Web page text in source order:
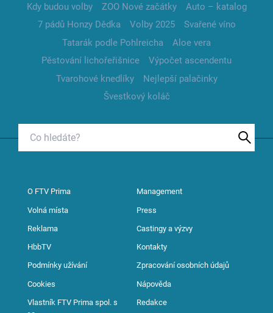
Kdy budou volby
ZOO Nové začátky
Auto – katalog
7 pádů Honzy Dědka
Volby 2025
Svařené víno
Tatarák podle Pohlreicha
Aloe vera
Pěstování lichořeřišnice
Výpočet ascendentu
Tvarohové knedlíky
Nejlepší palačinky
Švestkový koláč
O FTV Prima Management
Volná místa Press
Reklama Castingy a výzvy
HbbTV Kontakty
Podmínky užívání Zpracování osobních údajů
Cookies Nápověda
Vlastník FTV Prima spol. s
Redakce